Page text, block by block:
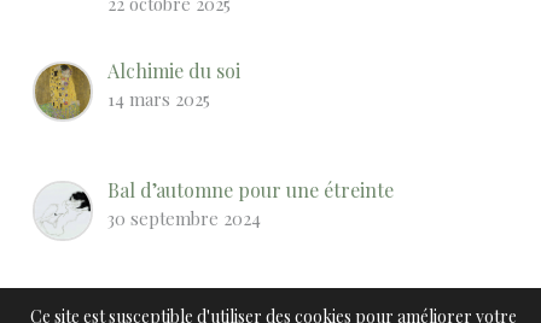
Alchimie du soi
14 mars 2025
Bal d’automne pour une étreinte
30 septembre 2024
Notre SOI est indestructible
Ce site est susceptible d'utiliser des cookies pour améliorer votre